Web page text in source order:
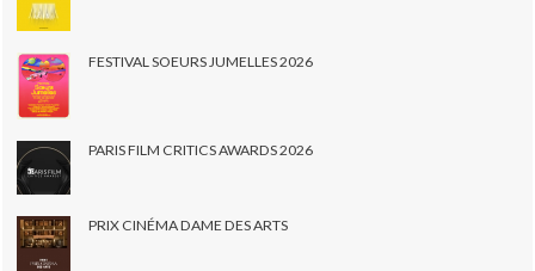
FESTIVAL SOEURS JUMELLES 2026
PARIS FILM CRITICS AWARDS 2026
PRIX CINÉMA DAME DES ARTS